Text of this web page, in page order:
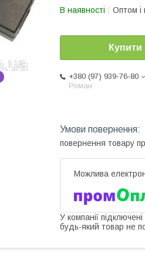
В наявності Оптом і
Купити
+380 (97) 939-76-80
Роман
повернення товару
У компанії
будь-який товар не